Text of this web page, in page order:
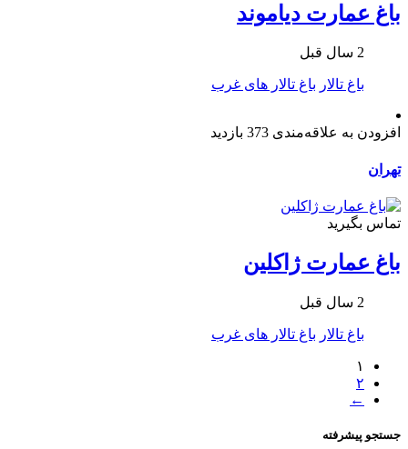
باغ عمارت دیاموند
2 سال قبل
باغ تالار باغ تالار های غرب
افزودن به علاقه‌مندی 373 بازدید
تهران
تماس بگیرید
باغ عمارت ژاکلین
2 سال قبل
باغ تالار باغ تالار های غرب
۱
۲
←
جستجو پیشرفته